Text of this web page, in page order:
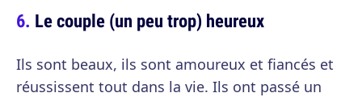
Le couple (un peu trop) heureux
Ils sont beaux, ils sont amoureux et fiancés et
réussissent tout dans la vie. Ils ont passé un